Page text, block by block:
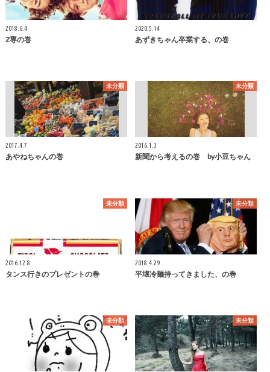
2018.6.4
Z専の巻
2020.5.14
あずきちゃん卒業する、の巻
未分類
2017.4.7
あやねちゃんの巻
未分類
2016.1.3
新聞から考えるの巻 by小豆ちゃん
未分類
2016.12.8
タンス行きのプレゼントの巻
未分類
2018.4.29
平壌冷麺持ってきました、の巻
未分類 未分類